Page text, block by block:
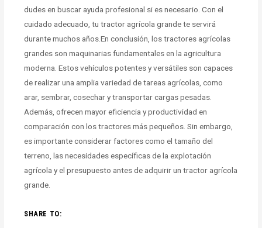
dudes en buscar ayuda profesional si es necesario. Con el
cuidado adecuado, tu tractor agrícola grande te servirá
durante muchos años.En conclusión, los tractores agrícolas
grandes son maquinarias fundamentales en la agricultura
moderna. Estos vehículos potentes y versátiles son capaces
de realizar una amplia variedad de tareas agrícolas, como
arar, sembrar, cosechar y transportar cargas pesadas.
Además, ofrecen mayor eficiencia y productividad en
comparación con los tractores más pequeños. Sin embargo,
es importante considerar factores como el tamaño del
terreno, las necesidades específicas de la explotación
agrícola y el presupuesto antes de adquirir un tractor agrícola
grande.
SHARE TO: